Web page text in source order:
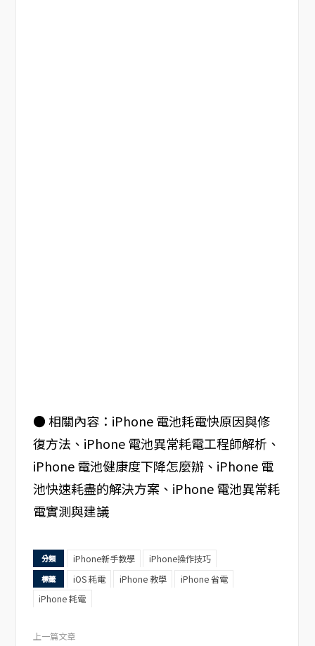
● 相關內容：iPhone 電池耗電快原因與修
復方法、iPhone 電池異常耗電工程師解析、
iPhone 電池健康度下降怎麼辦、iPhone 電
池快速耗盡的解決方案、iPhone 電池異常耗
電實測與建議
分類 iPhone新手教學 iPhone操作技巧
標籤 iOS 耗電 iPhone 教學
iPhone 省電
iPhone 耗電
上一篇文章